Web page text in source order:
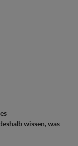
wissen, was